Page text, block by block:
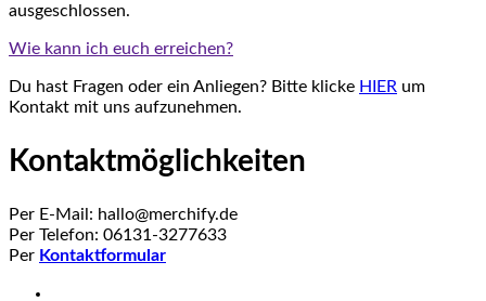
ausgeschlossen.
Wie kann ich euch erreichen?
Du hast Fragen oder ein Anliegen? Bitte klicke HIER um
Kontakt mit uns aufzunehmen.
Kontaktmöglichkeiten
Per E-Mail: hallo@merchify.de
Per Telefon: 06131-3277633
Per Kontaktformular